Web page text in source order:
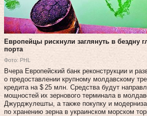
Европейцы рискнули заглянуть в бездну
порта
Фото: PHL
Вчера Европейский банк реконструкции и
о предоставлении крупному молдавскому
кредита на $ 25 млн. Средства будут
мощностей их зернового терминала в
Джурджулешты, а также покупку и
по хранению зерна в украинском морском